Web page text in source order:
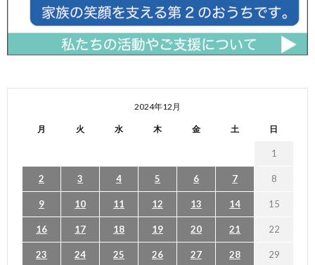
2024年12月
月 火 水 木 金 土 日
1
2 3 4 5 6 7 8
9 10 11 12 13 14 15
16 17 18 19 20 21 22
23 24 25 26 27 28 29